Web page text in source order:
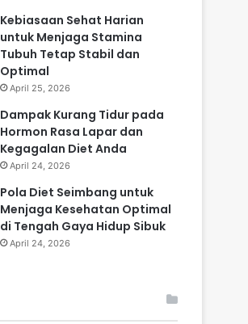
Kebiasaan Sehat Harian
untuk Menjaga Stamina
Tubuh Tetap Stabil dan
Optimal
April 25, 2026
Dampak Kurang Tidur pada
Hormon Rasa Lapar dan
Kegagalan Diet Anda
April 24, 2026
Pola Diet Seimbang untuk
Menjaga Kesehatan Optimal
di Tengah Gaya Hidup Sibuk
April 24, 2026